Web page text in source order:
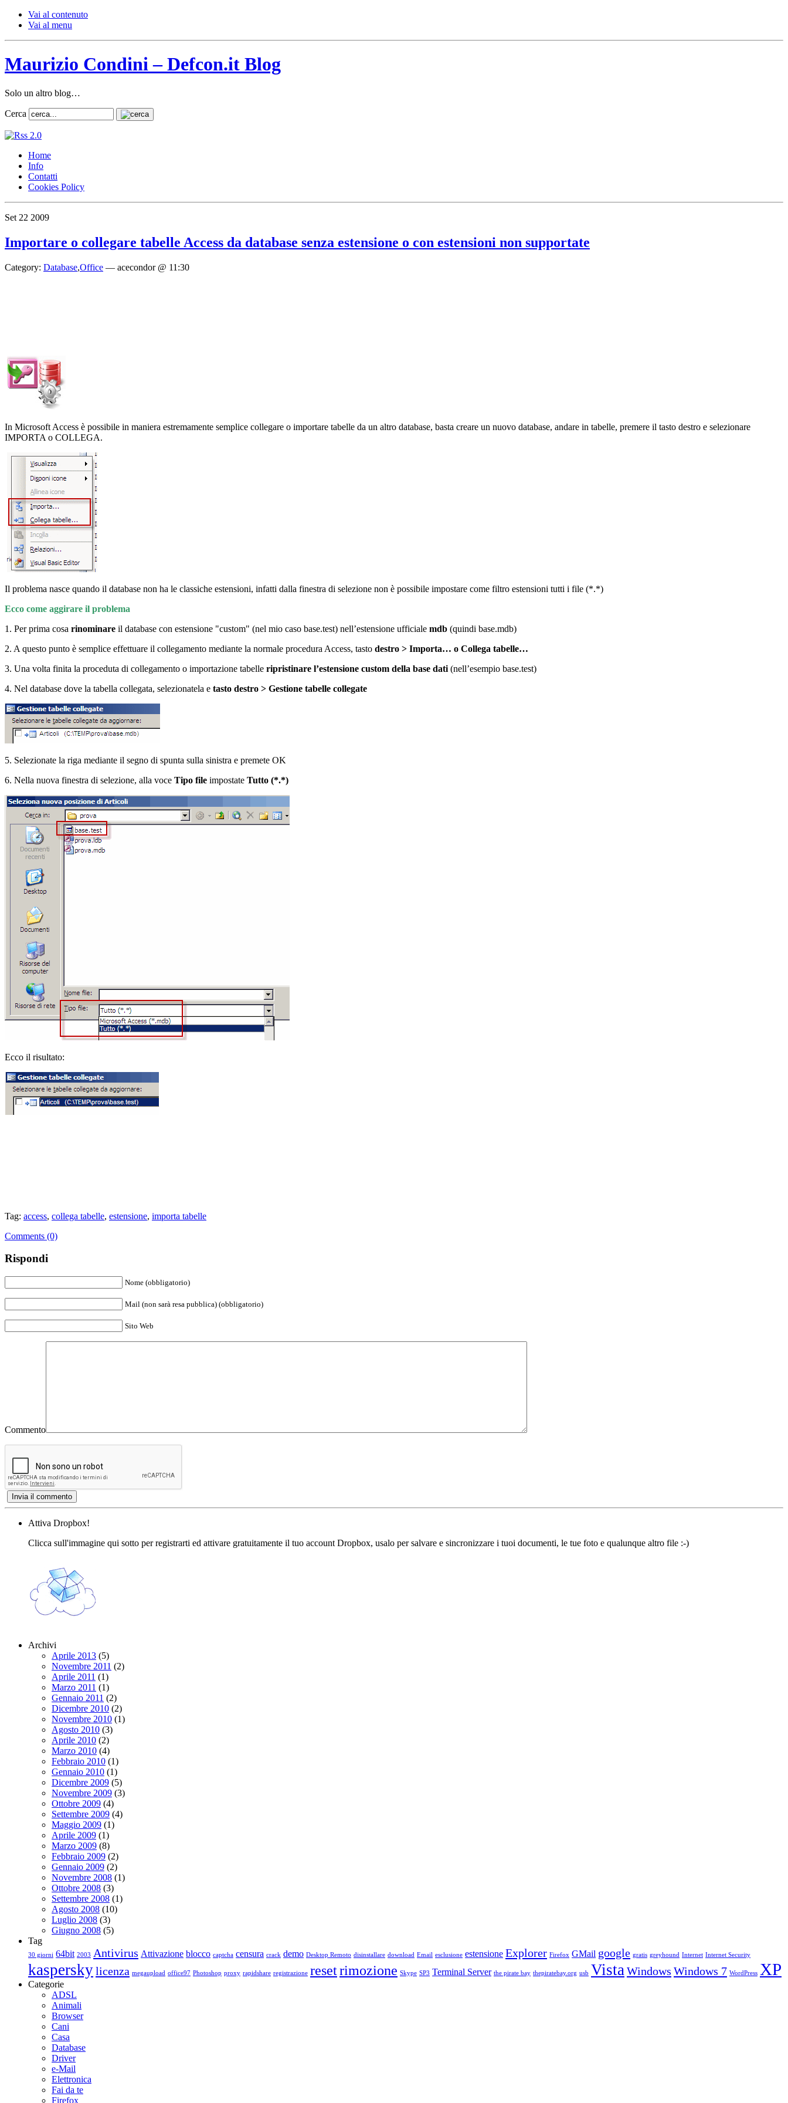
Vai al contenuto
Vai al menu
Maurizio Condini – Defcon.it Blog
Solo un altro blog…
Cerca
Home
Info
Contatti
Cookies Policy
Set 22 2009
Importare o collegare tabelle Access da database senza estensione o con estensioni non supportate
Category: Database,Office — acecondor @ 11:30
In Microsoft Access è possibile in maniera estremamente semplice collegare o importare tabelle da un altro database, basta creare un nuovo database, andare in tabelle, premere il tasto destro e selezionare
IMPORTA o COLLEGA.
Il problema nasce quando il database non ha le classiche estensioni, infatti dalla finestra di selezione non è possibile impostare come filtro estensioni tutti i file (*.*)
Ecco come aggirare il problema
1. Per prima cosa rinominare il database con estensione "custom" (nel mio caso base.test) nell’estensione ufficiale mdb (quindi base.mdb)
2. A questo punto è semplice effettuare il collegamento mediante la normale procedura Access, tasto destro > Importa… o Collega tabelle…
3. Una volta finita la proceduta di collegamento o importazione tabelle ripristinare l’estensione custom della base dati (nell’esempio base.test)
4. Nel database dove la tabella collegata, selezionatela e tasto destro > Gestione tabelle collegate
5. Selezionate la riga mediante il segno di spunta sulla sinistra e premete OK
6. Nella nuova finestra di selezione, alla voce Tipo file impostate Tutto (*.*)
Ecco il risultato:
Tag: access, collega tabelle, estensione, importa tabelle
Comments (0)
Rispondi
Nome (obbligatorio)
Mail (non sarà resa pubblica) (obbligatorio)
Sito Web
Commento
Attiva Dropbox!
Clicca sull'immagine qui sotto per registrarti ed attivare gratuitamente il tuo account Dropbox, usalo per salvare e sincronizzare i tuoi documenti, le tue foto e qualunque altro file :-)
Archivi
Aprile 2013 (5)
Novembre 2011 (2)
Aprile 2011 (1)
Marzo 2011 (1)
Gennaio 2011 (2)
Dicembre 2010 (2)
Novembre 2010 (1)
Agosto 2010 (3)
Aprile 2010 (2)
Marzo 2010 (4)
Febbraio 2010 (1)
Gennaio 2010 (1)
Dicembre 2009 (5)
Novembre 2009 (3)
Ottobre 2009 (4)
Settembre 2009 (4)
Maggio 2009 (1)
Aprile 2009 (1)
Marzo 2009 (8)
Febbraio 2009 (2)
Gennaio 2009 (2)
Novembre 2008 (1)
Ottobre 2008 (3)
Settembre 2008 (1)
Agosto 2008 (10)
Luglio 2008 (3)
Giugno 2008 (5)
Tag
30 giorni 64bit 2003 Antivirus Attivazione blocco captcha censura crack demo Desktop Remoto disinstallare download Email esclusione estensione Explorer Firefox GMail google gratis greyhound Internet Internet Security
kasperskylicenza megaupload office97 Photoshop proxy rapidshare registrazione resetrimozione Skype SP3 Terminal Server the pirate bay thepiratebay.org usb VistaWindows Windows 7 WordPress XP
Categorie
ADSL
Animali
Browser
Cani
Casa
Database
Driver
e-Mail
Elettronica
Fai da te
Firefox